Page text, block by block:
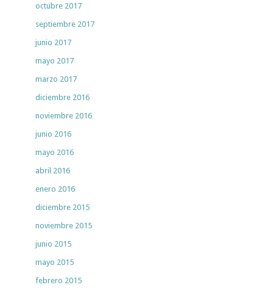
octubre 2017
septiembre 2017
junio 2017
mayo 2017
marzo 2017
diciembre 2016
noviembre 2016
junio 2016
mayo 2016
abril 2016
enero 2016
diciembre 2015
noviembre 2015
junio 2015
mayo 2015
febrero 2015